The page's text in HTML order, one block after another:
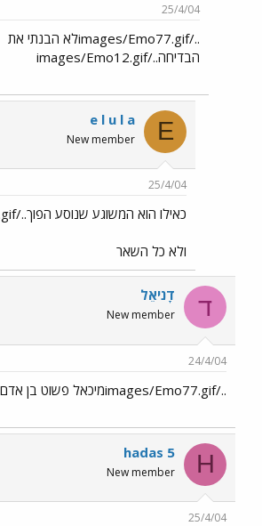
25/4/04
../images/Emo77.gifלא הבנתי את
הבדיחה../images/Emo12.gif
E
e l u l a
New member
25/4/04
כאילו הוא המשוגע שנוסע הפוך../images/Emo153.gif
ולא כל השאר
ד דָניאֵל
New member
24/4/04
../images/Emo77.gifמיכאל פשוט בן אדם כ"כ טוב ..|כן
H
hadas 5
New member
25/4/04